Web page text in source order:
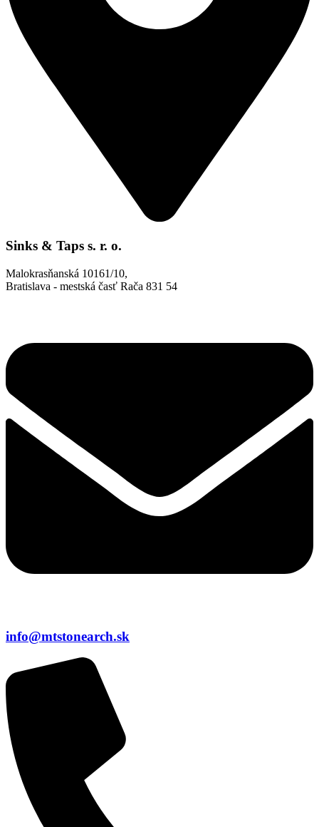
Sinks & Taps s. r. o.
Malokrasňanská 10161/10,
Bratislava - mestská časť Rača 831 54
info@mtstonearch.sk